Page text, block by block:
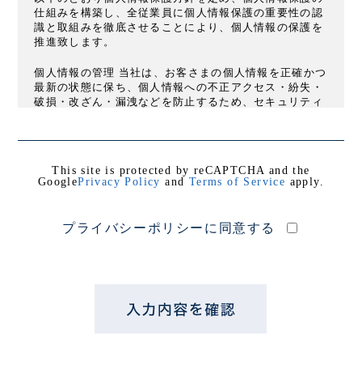
仕組みを構築し、全従業員に個人情報保護の重要性の認
識と取組みを徹底させることにより、個人情報の保護を
推進致します。
個人情報の管理 当社は、お客さまの個人情報を正確かつ
最新の状態に保ち、個人情報への不正アクセス・紛失・
破損・改ざん・漏洩などを防止するため、セキュリティ
個人情報の利用目的 お客さまからお預かりした個人情報
は、当社からのご連絡や業務のご案内やご質問に対する
が希望されるサービスを行なうために当社が業務を委託
This site is protected by reCAPTCHA and the
GooglePrivacy Policy and Terms of Service apply.
プライバシーポリシーに同意する